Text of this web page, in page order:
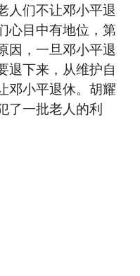
人们不让邓小平退
心目中有地位，第
因，一旦邓小平退
退下来，从维护自
邓小平退休。胡耀
了一批老人的利